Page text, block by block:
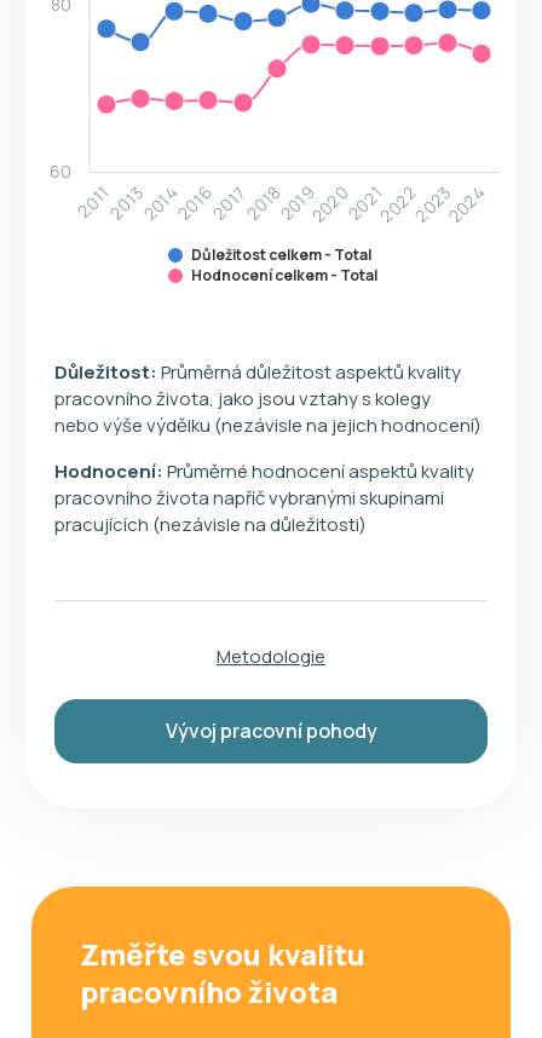
Důležitost celkem - Total
Hodnocení celkem - Total
201120132014201620172018201920202021202220232024
60
Důležitost: Průměrná důležitost aspektů kvality
pracovního života, jako jsou vztahy s kolegy
nebo výše výdělku (nezávisle na jejich hodnocení)
Hodnocení: Průměrné hodnocení aspektů kvality
pracovního života napříč vybranými skupinami
pracujících (nezávisle na důležitosti)
Metodologie
Vývoj pracovní pohody
Změřte svou kvalitu
pracovního života